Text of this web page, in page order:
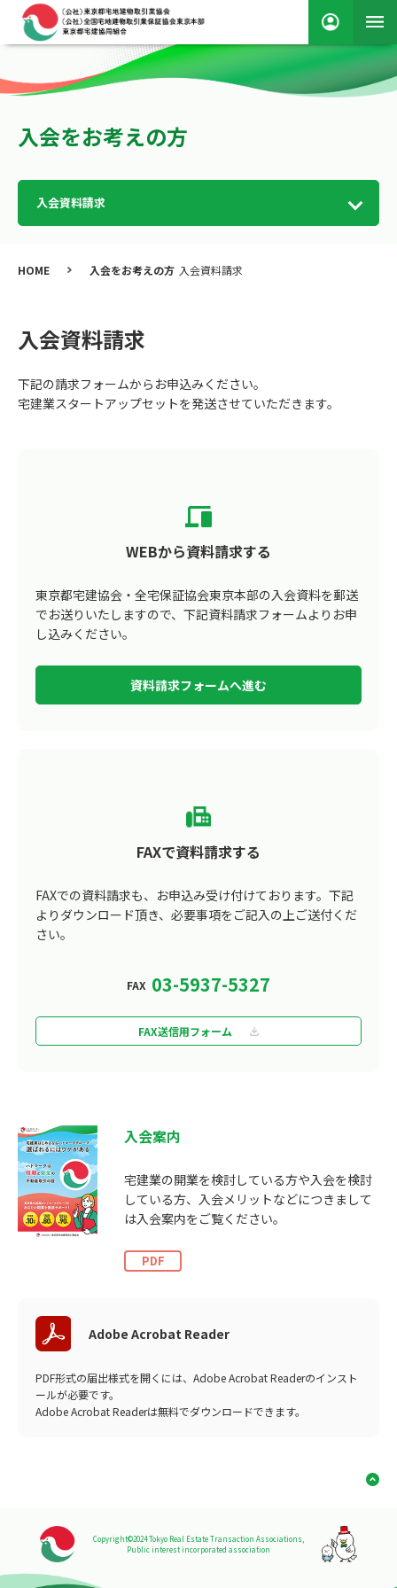
入会をお考えの方
入会資料請求
HOME 入会をお考えの方 入会資料請求
入会資料請求
下記の請求フォームからお申込みください。
宅建業スタートアップセットを発送させていただきます。
WEBから資料請求する
東京都宅建協会・全宅保証協会東京本部の入会資料を郵送
でお送りいたしますので、下記資料請求フォームよりお申
し込みください。
資料請求フォームへ進む
FAXで資料請求する
FAXでの資料請求も、お申込み受け付けております。 下記
よりダウンロード頂き、必要事項をご記入の上ご送付くだ
さい。
FAX 03-5937-5327
FAX送信用フォーム
入会案内
宅建業の開業を検討している方や入会を検討
している方、入会メリットなどにつきまして
は入会案内をご覧ください。
PDF
Adobe Acrobat Reader
PDF形式の届出様式を開くには、Adobe Acrobat Readerのインスト
ールが必要です。
Adobe Acrobat Readerは無料でダウンロードできます。
Copyright©2024 Tokyo Real Estate Transaction Associations,
Public interest incorporated association